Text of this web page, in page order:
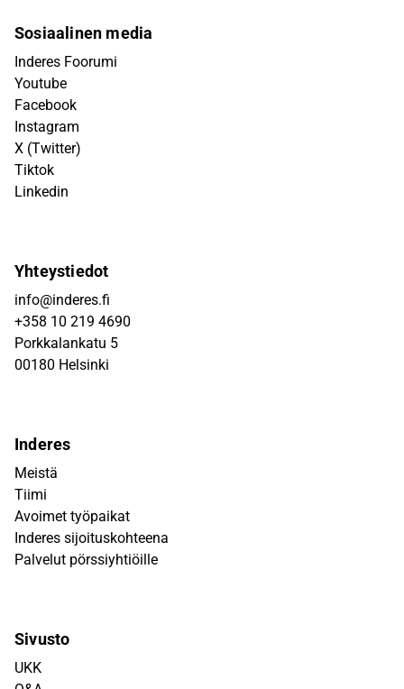
Sosiaalinen media
Inderes Foorumi
Youtube
Facebook
Instagram
X (Twitter)
Tiktok
Linkedin
Yhteystiedot
info@inderes.fi
+358 10 219 4690
Porkkalankatu 5
00180 Helsinki
Inderes
Meistä
Tiimi
Avoimet työpaikat
Inderes sijoituskohteena
Palvelut pörssiyhtiöille
Sivusto
UKK